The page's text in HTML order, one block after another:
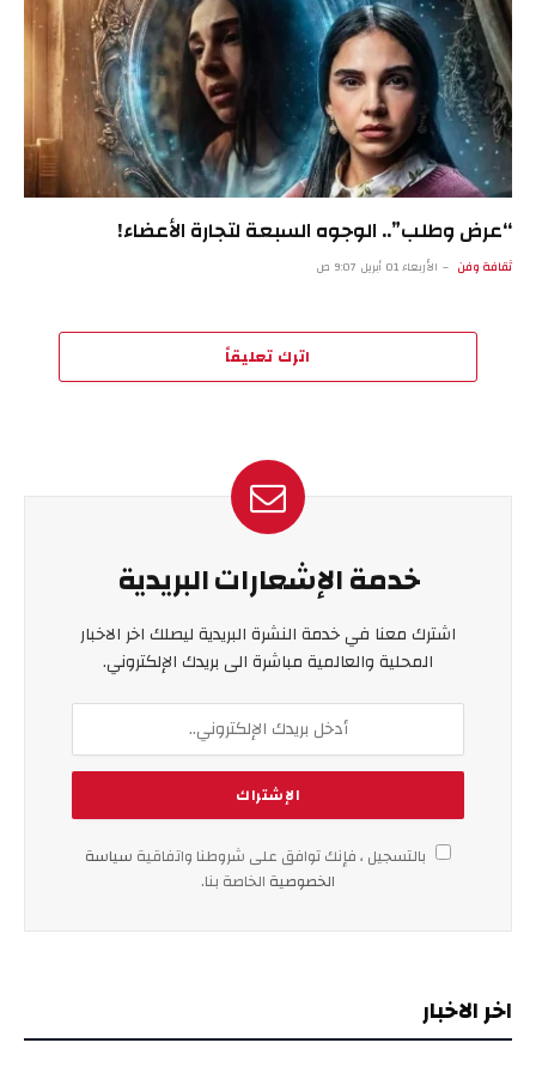
“عرض وطلب”.. الوجوه السبعة لتجارة الأعضاء!
ثقافة وفن الأربعاء 01 أبريل 9:07 ص
اترك تعليقاً
خدمة الإشعارات البريدية
اشترك معنا في خدمة النشرة البريدية ليصلك اخر الاخبار
المحلية والعالمية مباشرة الى بريدك الإلكتروني.
بالتسجيل ، فإنك توافق على شروطنا واتفاقية سياسة
الخصوصية الخاصة بنا.
اخر الاخبار